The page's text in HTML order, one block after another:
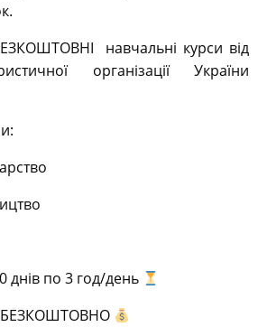
навчальні курси від
організації України
днів по 3 год/день
БЕЗКОШТОВНО